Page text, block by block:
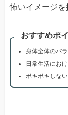
怖いイメージを
おすすめポ
身体全体のバ
日常生活にお
ボキボキしな